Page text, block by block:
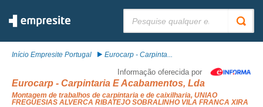
Início Empresite Portugal Eurocarp - Carpinta...
Informação oferecida por
Eurocarp - Carpintaria E Acabamentos, Lda
Montagem de trabalhos de carpintaria e de caixilharia, UNIAO
FREGUESIAS ALVERCA RIBATEJO SOBRALINHO VILA FRANCA XIRA